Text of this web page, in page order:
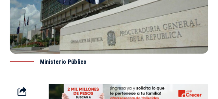
Ministerio Público